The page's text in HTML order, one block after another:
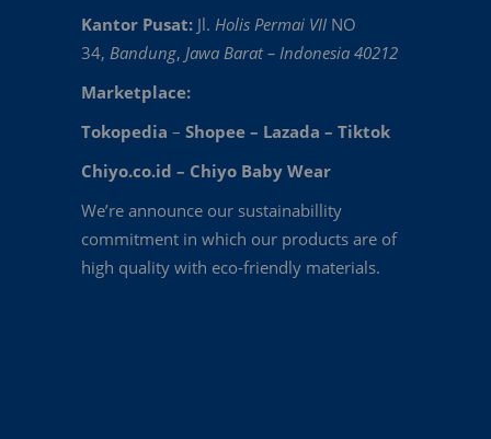
Kantor Pusat: Jl. Holis Permai VII NO
34, Bandung, Jawa Barat – Indonesia 40212
Marketplace:
Tokopedia – Shopee – Lazada – Tiktok
Chiyo.co.id – Chiyo Baby Wear
We’re announce our sustainabillity
commitment in which our products are of
high quality with eco-friendly materials.